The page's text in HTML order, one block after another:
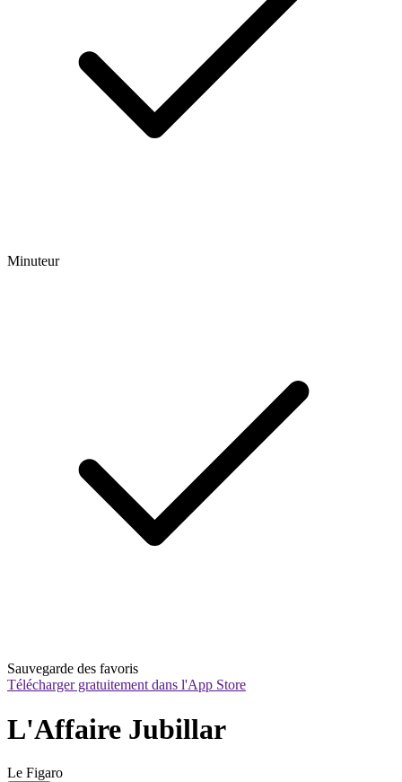
Minuteur
Sauvegarde des favoris
Télécharger gratuitement dans l'App Store
L'Affaire Jubillar
Le Figaro